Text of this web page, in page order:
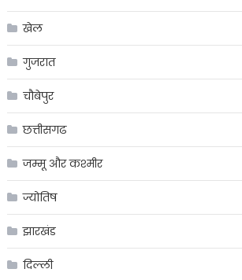
खेल
गुजरात
चौबेपुर
छत्तीसगढ
जम्मू और कश्मीर
ज्योतिष
झारखंड
दिल्ली